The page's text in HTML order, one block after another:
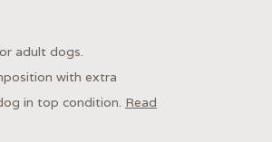
adult dogs.
with extra
in top condition. Read